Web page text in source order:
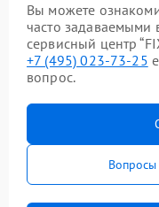
Вы можете
часто задаваемыми
сервисный центр
+7 (495) 023-73-25
вопрос.